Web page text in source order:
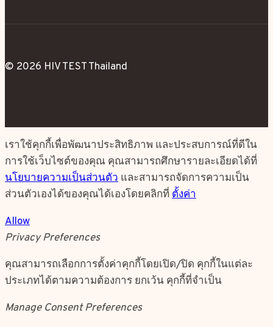
© 2026 HIV TEST Thailand
เราใช้คุกกี้เพื่อพัฒนาประสิทธิภาพ และประสบการณ์ที่ดีใน
การใช้เว็บไซต์ของคุณ คุณสามารถศึกษารายละเอียดได้ที่
นโยบายความเป็นส่วนตัว และสามารถจัดการความเป็น
ส่วนตัวเองได้ของคุณได้เองโดยคลิกที่ ตั้งค่า
Allow
Privacy Preferences
คุณสามารถเลือกการตั้งค่าคุกกี้โดยเปิด/ปิด คุกกี้ในแต่ละ
ประเภทได้ตามความต้องการ ยกเว้น คุกกี้ที่จำเป็น
Manage Consent Preferences